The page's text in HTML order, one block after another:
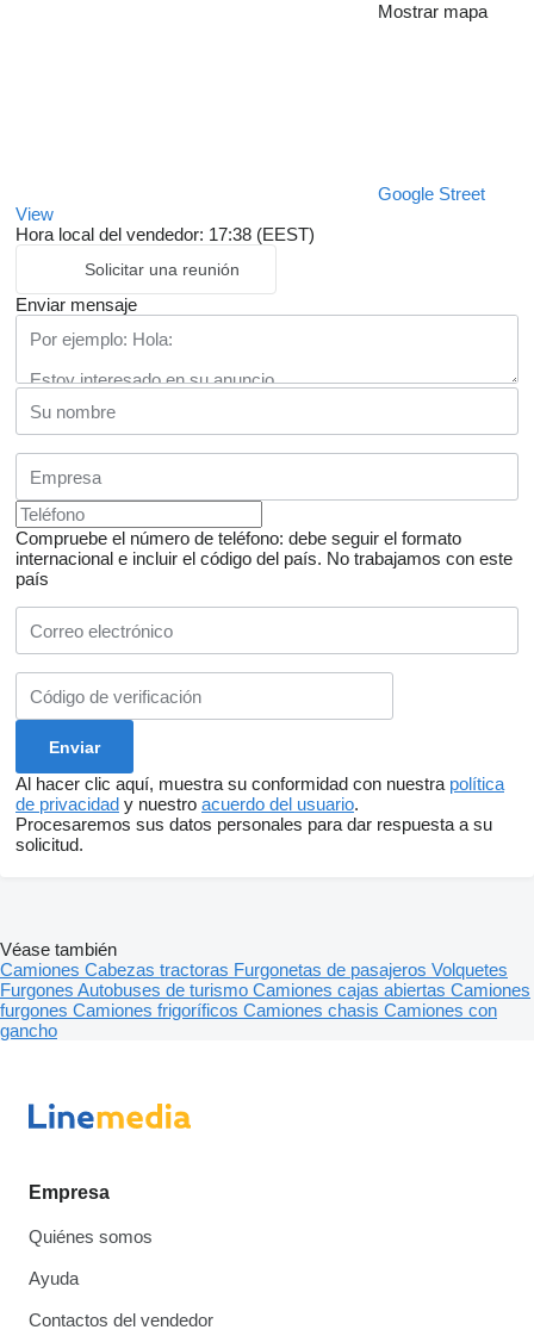
Mostrar mapa
Google Street
View
Hora local del vendedor: 17:38 (EEST)
Solicitar una reunión
Enviar mensaje
Compruebe el número de teléfono: debe seguir el formato
internacional e incluir el código del país. No trabajamos con este
país
Al hacer clic aquí, muestra su conformidad con nuestra política
de privacidad y nuestro acuerdo del usuario.
Procesaremos sus datos personales para dar respuesta a su
solicitud.
Véase también
Camiones Cabezas tractoras Furgonetas de pasajeros Volquetes
Furgones Autobuses de turismo Camiones cajas abiertas Camiones
furgones Camiones frigoríficos Camiones chasis Camiones con
gancho
Empresa
Quiénes somos
Ayuda
Contactos del vendedor